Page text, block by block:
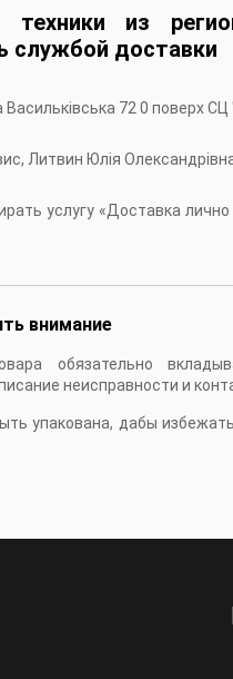
техники из
службой доставки
Васильківська 72 0 поверх
Литвин Юлія
услугу «Доставка
внимание
обязательно
неисправности и
упакована, дабы